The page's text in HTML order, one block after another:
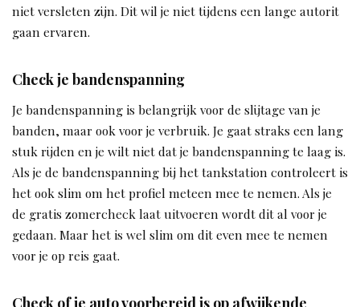
niet versleten zijn. Dit wil je niet tijdens een lange autorit
gaan ervaren.
Check je bandenspanning
Je bandenspanning is belangrijk voor de slijtage van je
banden, maar ook voor je verbruik. Je gaat straks een lang
stuk rijden en je wilt niet dat je bandenspanning te laag is.
Als je de bandenspanning bij het tankstation controleert is
het ook slim om het profiel meteen mee te nemen. Als je
de gratis zomercheck laat uitvoeren wordt dit al voor je
gedaan. Maar het is wel slim om dit even mee te nemen
voor je op reis gaat.
Check of je auto voorbereid is op afwijkende